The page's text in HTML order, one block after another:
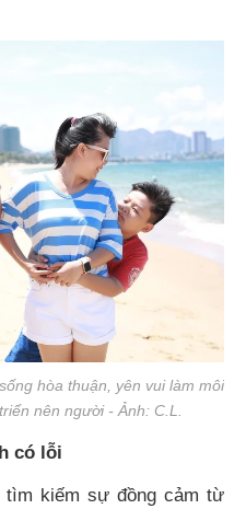
hòa thuận, yên vui làm môi
nên người - Ảnh: C.L.
có lỗi
tìm kiếm sự đồng cảm từ